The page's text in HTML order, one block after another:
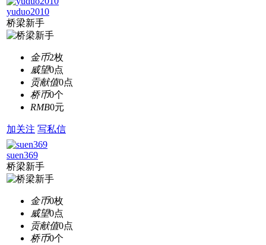
yuduo2010
桥梁新手
金币2枚
威望0点
贡献值0点
桥币0个
RMB0元
加关注 写私信
suen369
桥梁新手
金币0枚
威望0点
贡献值0点
桥币0个